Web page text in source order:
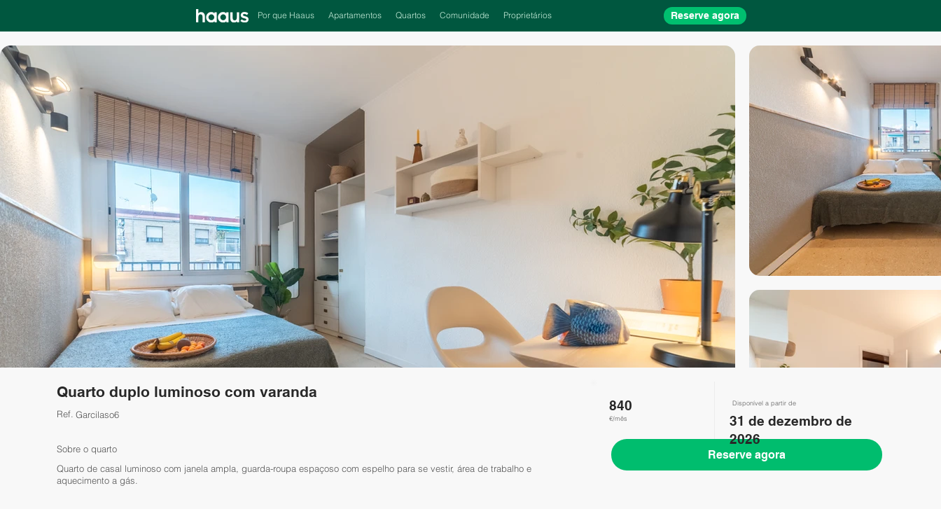
Por que Haaus Apartamentos Quartos Comunidade Proprietários Reserve agora
Quarto duplo luminoso com varanda
Garcilaso6
Ref.
Sobre o quarto
Quarto de casal luminoso com janela ampla, guarda-roupa espaçoso com espelho para se vestir, área de trabalho e
aquecimento a gás.
840
€/mês
Reserve agora
Disponível a partir de
31 de dezembro de
2026